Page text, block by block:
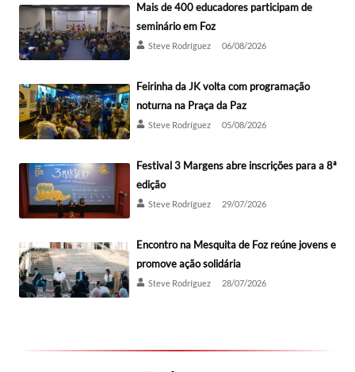
Mais de 400 educadores participam de
seminário em Foz
Steve Rodríguez 06/08/2026
Feirinha da JK volta com programação
noturna na Praça da Paz
Steve Rodríguez 05/08/2026
Festival 3 Margens abre inscrições para a 8ª
edição
Steve Rodríguez 29/07/2026
Encontro na Mesquita de Foz reúne jovens e
promove ação solidária
Steve Rodríguez 28/07/2026